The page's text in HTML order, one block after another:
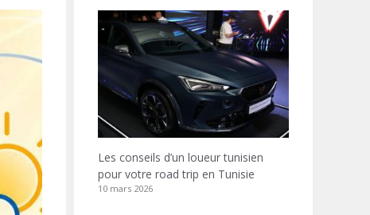
Les conseils d’un loueur tunisien
pour votre road trip en Tunisie
10 mars 2026